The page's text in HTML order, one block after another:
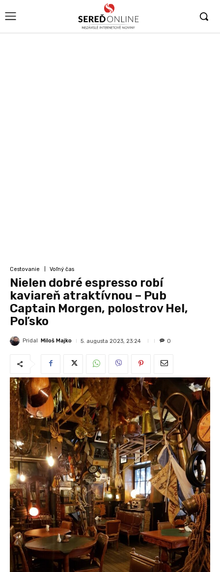
Cestovanie Voľný čas
Nielen dobré espresso robí
kaviareň atraktívnou – Pub
Captain Morgen, polostrov Hel,
Poľsko
Pridal Miloš Majko 5. augusta 2023, 23:24 0